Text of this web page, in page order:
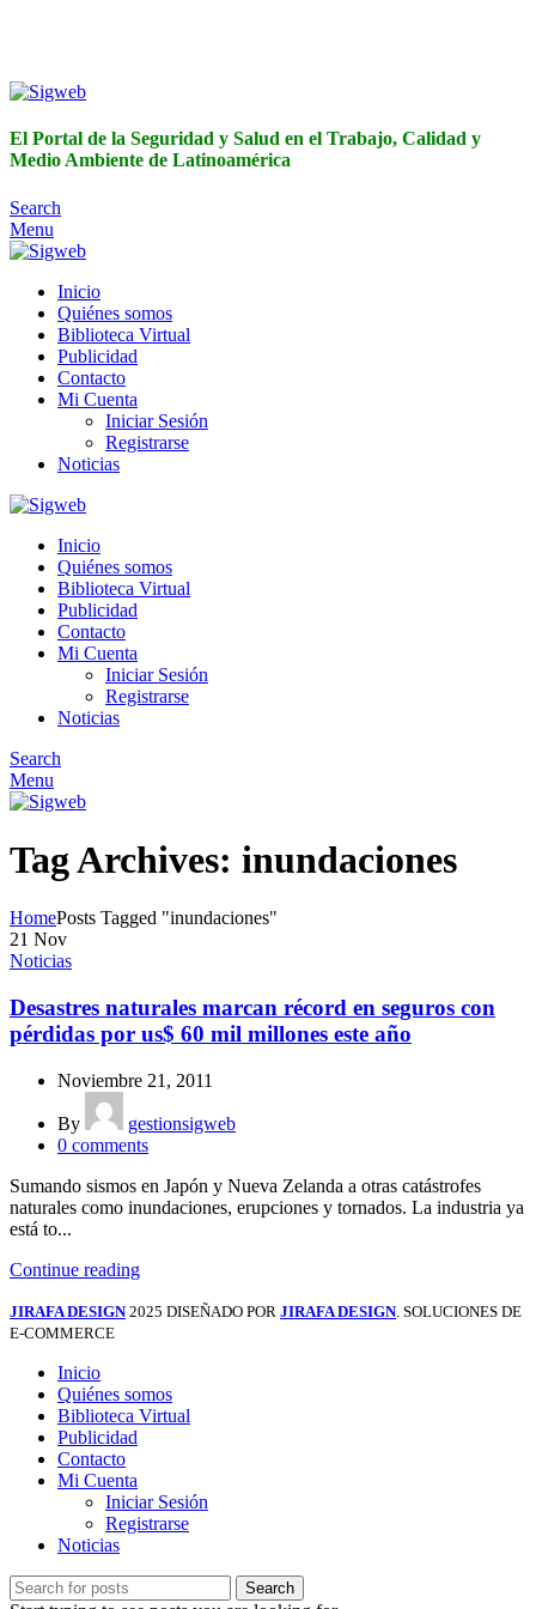
El Portal de la Seguridad y Salud en el Trabajo, Calidad y
Medio Ambiente de Latinoamérica
Search
Menu
Inicio
Quiénes somos
Biblioteca Virtual
Publicidad
Contacto
Mi Cuenta
Iniciar Sesión
Registrarse
Noticias
Inicio
Quiénes somos
Biblioteca Virtual
Publicidad
Contacto
Mi Cuenta
Iniciar Sesión
Registrarse
Noticias
Search
Menu
Tag Archives: inundaciones
HomePosts Tagged "inundaciones"
21 Nov
Noticias
Desastres naturales marcan récord en seguros con
pérdidas por us$ 60 mil millones este año
Noviembre 21, 2011
By
gestionsigweb
0 comments
Sumando sismos en Japón y Nueva Zelanda a otras catástrofes
naturales como inundaciones, erupciones y tornados. La industria ya
está to...
Continue reading
JIRAFA DESIGN 2025 DISEÑADO POR JIRAFA DESIGN. SOLUCIONES DE
E-COMMERCE
Inicio
Quiénes somos
Biblioteca Virtual
Publicidad
Contacto
Mi Cuenta
Iniciar Sesión
Registrarse
Noticias
Search